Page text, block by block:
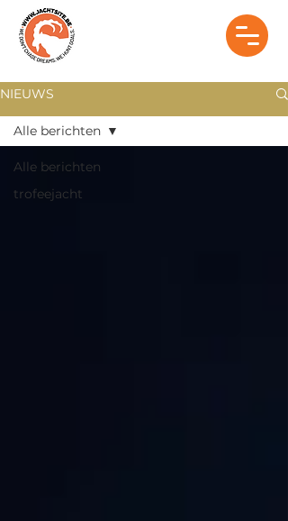
NIEUWS
Alle berichten
trofeejacht
Alle berichten